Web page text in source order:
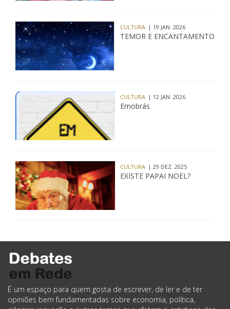
CULTURA | 19 JAN. 2026
TEMOR E ENCANTAMENTO
CULTURA | 12 JAN. 2026
Emobrás
CULTURA | 29 DEZ. 2025
EXISTE PAPAI NOEL?
É um espaço para quem gosta de escrever, de ler e de ter
opiniões bem fundamentadas sobre economia, política,